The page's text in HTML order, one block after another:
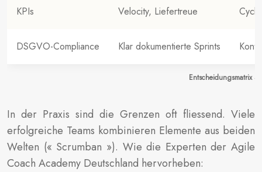
Entscheidungsmatrix
KPIs Velocity, Liefertreue
DSGVO-Compliance Klar dokumentierte Sprints
In der Praxis sind die Grenzen oft fliessend. Viele
erfolgreiche Teams kombinieren Elemente aus beiden
Welten (« Scrumban »). Wie die Experten der Agile
Coach Academy Deutschland hervorheben: